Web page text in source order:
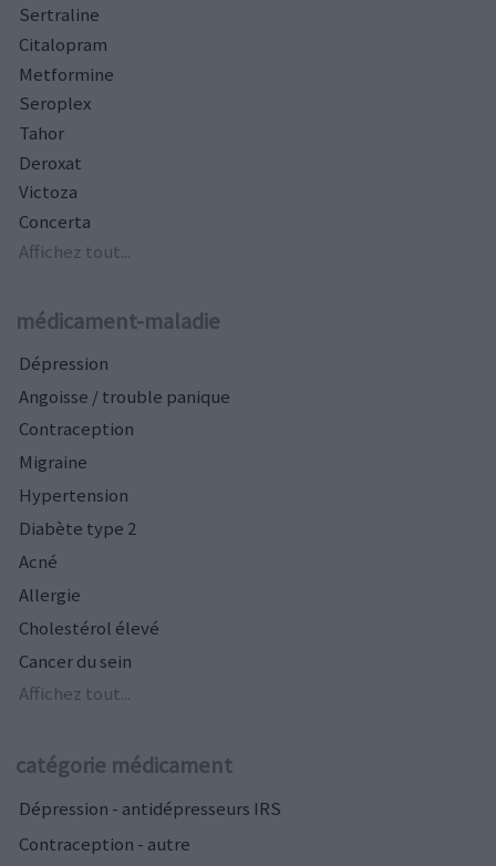
Sertraline
Citalopram
Metformine
Seroplex
Tahor
Deroxat
Victoza
Concerta
Affichez tout...
médicament-maladie
Dépression
Angoisse / trouble panique
Contraception
Migraine
Hypertension
Diabète type 2
Acné
Allergie
Cholestérol élevé
Cancer du sein
Affichez tout...
catégorie médicament
Dépression - antidépresseurs IRS
Contraception - autre